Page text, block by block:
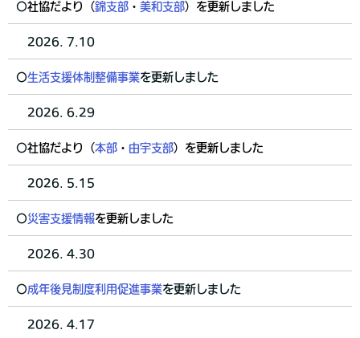
〇社協だより（錦支部 ・ 美和支部）を更新しました
2026. 7.10
〇生活支援体制整備事業を更新しました
2026. 6.29
〇社協だより（本部 ・ 由宇支部）を更新しました
2026. 5.15
〇災害支援情報を更新しました
2026. 4.30
〇成年後見制度利用促進事業を更新しました
2026. 4.17